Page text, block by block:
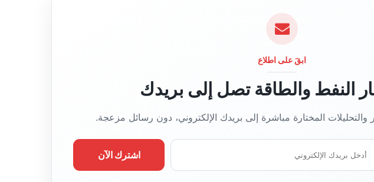
ابقَ على اطلاع
النفط والطاقة تصل إلى بريدك
والتحليلات المختارة مباشرة إلى بريدك الإلكتروني، دون رسائل مزعجة.